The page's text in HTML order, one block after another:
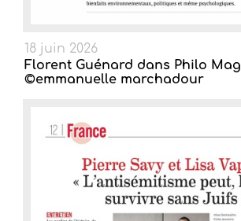
18 juin 2026
Florent Guénard dans Philo Mag
©emmanuelle marchadour